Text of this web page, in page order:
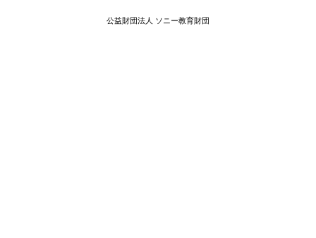
公益財団法人 ソニー教育財団